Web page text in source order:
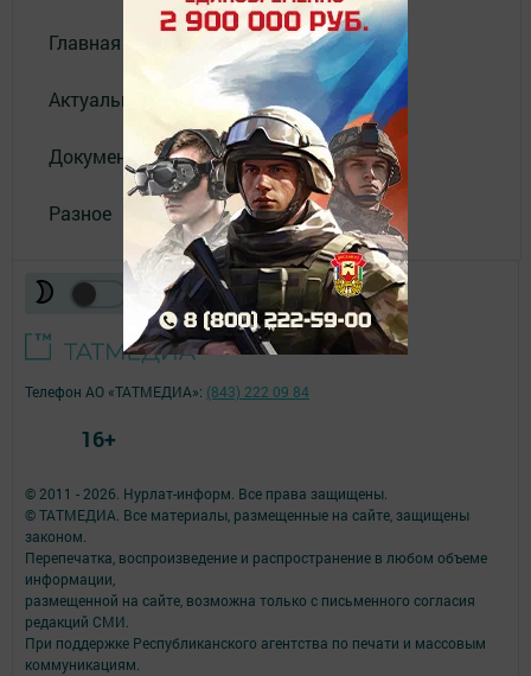
Главная
Актуальное видео
Документы
Разное
© 2011 - 2026. Нурлат-⁠информ. Все права защищены.
© ТАТМЕДИА. Все материалы, размещенные на сайте, защищены
законом.
Перепечатка, воспроизведение и распространение в любом объеме
информации,
размещенной на сайте, возможна только с письменного согласия
редакций СМИ.
При поддержке Республиканского агентства по печати и массовым
коммуникациям.
Телефон АО «ТАТМЕДИА»: (843) 222 09 84
16+